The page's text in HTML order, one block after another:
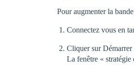
Pour augmenter la
Connectez vous en
Cliquer sur Démarrer
La fenêtre « stratégie